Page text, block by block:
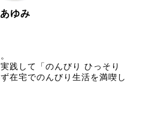
あゆみ
践して「のんびり ひっそり
在宅でのんびり生活を満喫し